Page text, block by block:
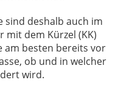
sind deshalb auch im
mit dem Kürzel (KK)
am besten bereits vor
ob und in welcher
wird.